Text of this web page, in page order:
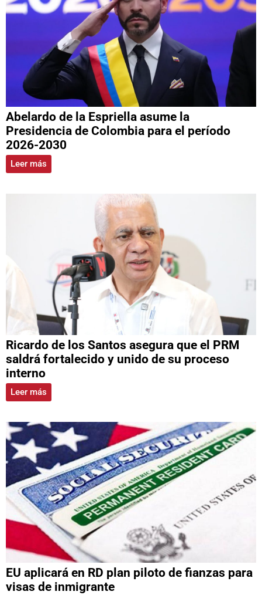
Abelardo de la Espriella asume la
Presidencia de Colombia para el período
2026-2030
Leer más
Ricardo de los Santos asegura que el PRM
saldrá fortalecido y unido de su proceso
interno
Leer más
EU aplicará en RD plan piloto de fianzas para
visas de inmigrante